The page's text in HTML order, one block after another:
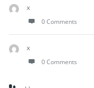
x
0 Comments
x
0 Comments